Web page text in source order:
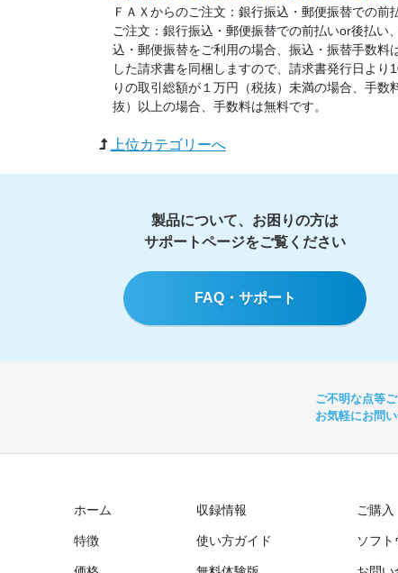
ＦＡＸからのご注文：銀行振込・郵便振替での
ご注文：銀行振込・郵便振替での前払いor後払い
込・郵便振替をご利用の場合、振込・振替手数
した請求書を同梱しますので、請求書発行日よ
りの取引総額が１万円（税抜）未満の場合、手
抜）以上の場合、手数料は無料です。
上位カテゴリーへ
製品について、お困りの方は
サポートページをご覧ください
FAQ・サポート
ご不明な点等ご
お気軽にお問
ホーム
特徴
収録情報
使い方ガイド
ご購入
ソフ